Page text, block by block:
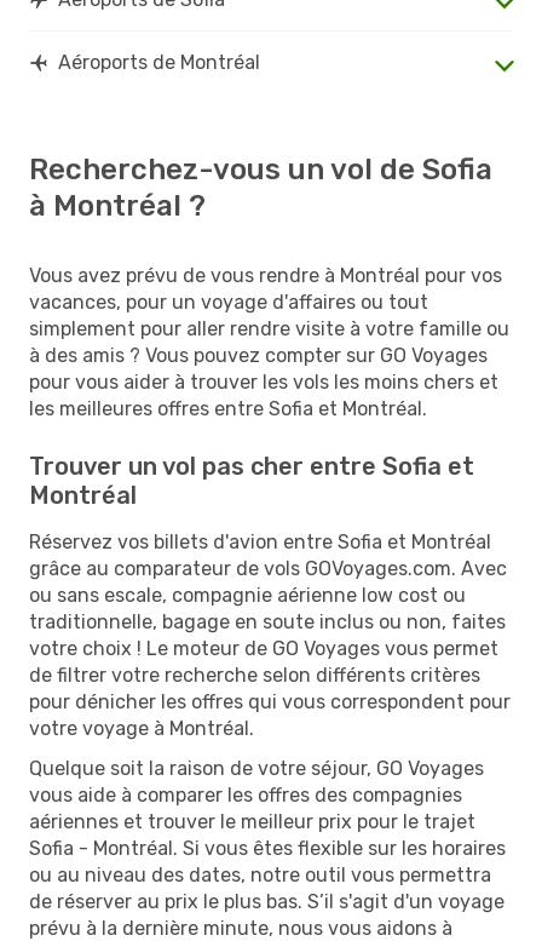
Aéroports de Montréal
Recherchez-vous un vol de Sofia
à Montréal ?
Vous avez prévu de vous rendre à Montréal pour vos
vacances, pour un voyage d'affaires ou tout
simplement pour aller rendre visite à votre famille ou
à des amis ? Vous pouvez compter sur GO Voyages
pour vous aider à trouver les vols les moins chers et
les meilleures offres entre Sofia et Montréal.
Trouver un vol pas cher entre Sofia et
Montréal
Réservez vos billets d'avion entre Sofia et Montréal
grâce au comparateur de vols GOVoyages.com. Avec
ou sans escale, compagnie aérienne low cost ou
traditionnelle, bagage en soute inclus ou non, faites
votre choix ! Le moteur de GO Voyages vous permet
de filtrer votre recherche selon différents critères
pour dénicher les offres qui vous correspondent pour
votre voyage à Montréal.
Quelque soit la raison de votre séjour, GO Voyages
vous aide à comparer les offres des compagnies
aériennes et trouver le meilleur prix pour le trajet
Sofia - Montréal. Si vous êtes flexible sur les horaires
ou au niveau des dates, notre outil vous permettra
de réserver au prix le plus bas. S’il s'agit d'un voyage
prévu à la dernière minute, nous vous aidons à